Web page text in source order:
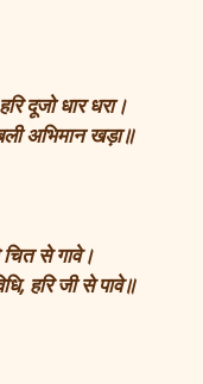
दूजो धार धरा।
अभिमान खड़ा॥
चित से गावे।
हरि जी से पावे॥